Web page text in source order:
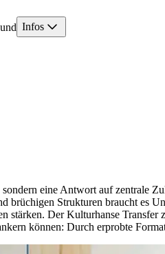
Infos
eine Antwort auf zentrale
brüchigen Strukturen braucht es
stärken. Der Kulturhanse Transfer
können: Durch erprobte